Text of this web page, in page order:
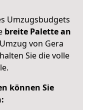
Umzugsbudgets
breite Palette an
von Gera
Sie die volle
können Sie